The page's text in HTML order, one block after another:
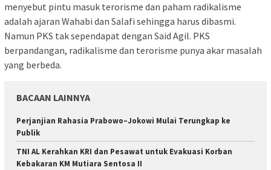
menyebut pintu masuk terorisme dan paham radikalisme
adalah ajaran Wahabi dan Salafi sehingga harus dibasmi.
Namun PKS tak sependapat dengan Said Agil. PKS
berpandangan, radikalisme dan terorisme punya akar masalah
yang berbeda.
BACAAN LAINNYA
Perjanjian Rahasia Prabowo–Jokowi Mulai Terungkap ke
Publik
TNI AL Kerahkan KRI dan Pesawat untuk Evakuasi Korban
Kebakaran KM Mutiara Sentosa II